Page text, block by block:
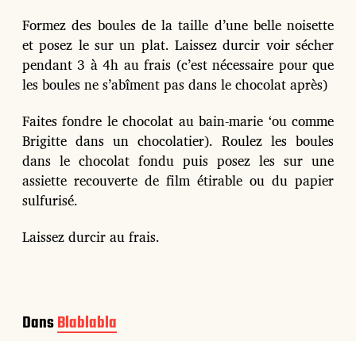
Formez des boules de la taille d’une belle noisette
et posez le sur un plat. Laissez durcir voir sécher
pendant 3 à 4h au frais (c’est nécessaire pour que
les boules ne s’abîment pas dans le chocolat après)
Faites fondre le chocolat au bain-marie ‘ou comme
Brigitte dans un chocolatier). Roulez les boules
dans le chocolat fondu puis posez les sur une
assiette recouverte de film étirable ou du papier
sulfurisé.
Laissez durcir au frais.
DansBlablabla